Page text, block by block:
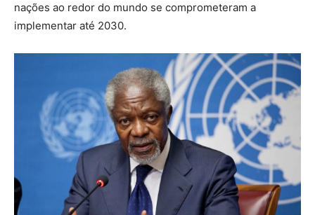
nações ao redor do mundo se comprometeram a
implementar até 2030.